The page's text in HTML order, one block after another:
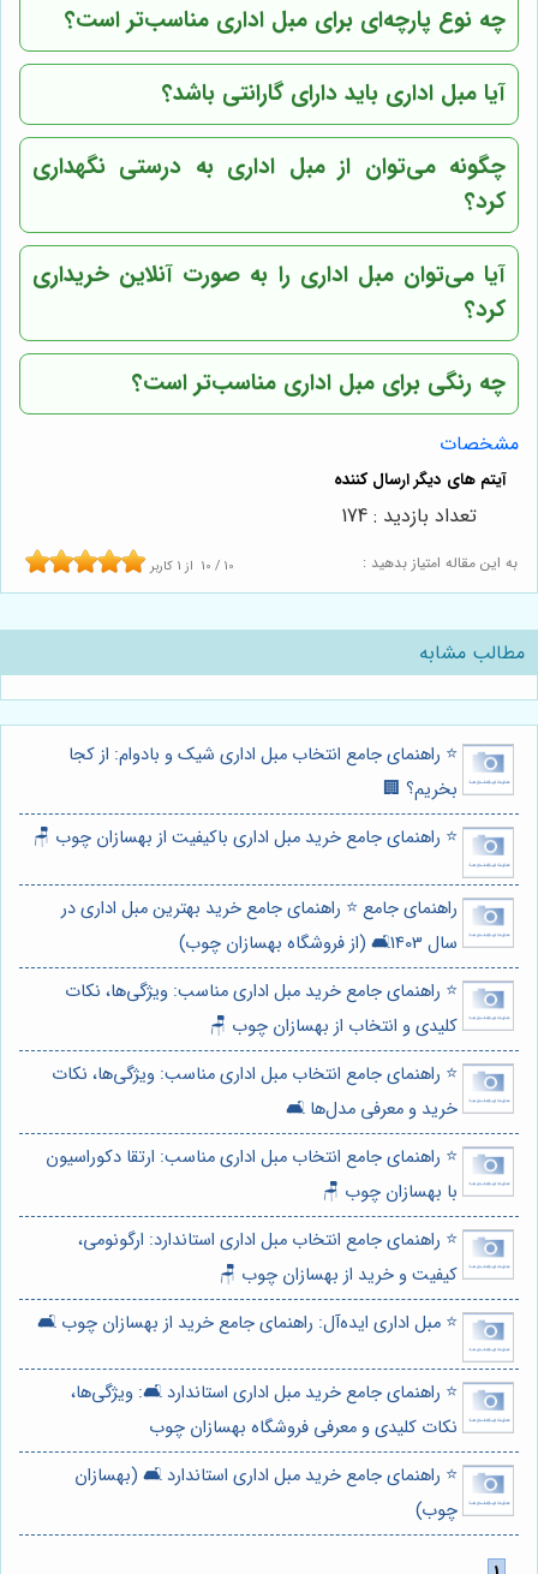
چه نوع پارچه‌ای برای مبل اداری مناسب‌تر است؟
آیا مبل اداری باید دارای گارانتی باشد؟
چگونه می‌توان از مبل اداری به درستی نگهداری
کرد؟
آیا می‌توان مبل اداری را به صورت آنلاین خریداری
کرد؟
چه رنگی برای مبل اداری مناسب‌تر است؟
مشخصات
به این مقاله امتیاز بدهید : 10 / 10 از 1 کاربر
تعداد بازدید : 174
مطالب مشابه
⭐️ راهنمای جامع انتخاب مبل اداری شیک و بادوام: از کجا
بخریم؟ 🏢
⭐️ راهنمای جامع خرید مبل اداری باکیفیت از بهسازان چوب 🪑
راهنمای جامع ⭐️ راهنمای جامع خرید بهترین مبل اداری در
سال 1403🛋️ (از فروشگاه بهسازان چوب)
⭐️ راهنمای جامع خرید مبل اداری مناسب: ویژگی‌ها، نکات
کلیدی و انتخاب از بهسازان چوب 🪑
⭐️ راهنمای جامع انتخاب مبل اداری مناسب: ویژگی‌ها، نکات
خرید و معرفی مدل‌ها 🛋️
⭐️ راهنمای جامع انتخاب مبل اداری مناسب: ارتقا دکوراسیون
با بهسازان چوب 🪑
⭐️ راهنمای جامع انتخاب مبل اداری استاندارد: ارگونومی،
کیفیت و خرید از بهسازان چوب 🪑
⭐️ مبل اداری ایده‌آل: راهنمای جامع خرید از بهسازان چوب 🛋️
⭐️ راهنمای جامع خرید مبل اداری استاندارد 🛋️: ویژگی‌ها،
نکات کلیدی و معرفی فروشگاه بهسازان چوب
⭐️ راهنمای جامع خرید مبل اداری استاندارد 🛋️ (بهسازان
چوب)